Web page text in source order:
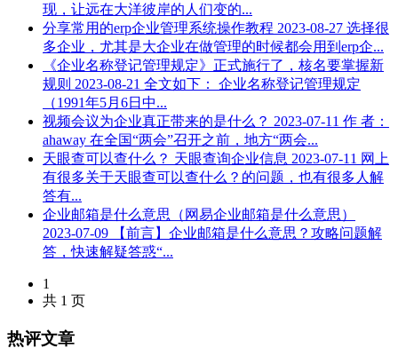
现，让远在大洋彼岸的人们变的...
分享常用的erp企业管理系统操作教程 2023-08-27 选择很
多企业，尤其是大企业在做管理的时候都会用到erp企...
《企业名称登记管理规定》正式施行了，核名要掌握新
规则 2023-08-21 全文如下： 企业名称登记管理规定
（1991年5月6日中...
视频会议为企业真正带来的是什么？ 2023-07-11 作 者：
ahaway 在全国“两会”召开之前，地方“两会...
天眼查可以查什么？ 天眼查询企业信息 2023-07-11 网上
有很多关于天眼查可以查什么？的问题，也有很多人解
答有...
企业邮箱是什么意思（网易企业邮箱是什么意思）
2023-07-09
【前言】企业邮箱是什么意思？攻略问题解
答，快速解疑答惑“...
1
共 1 页
热评文章